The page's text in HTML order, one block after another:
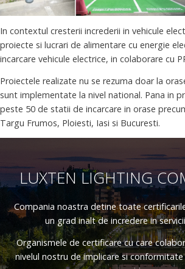
In contextul cresterii increderii in vehicule
proiecte si lucrari de alimentare cu energie
incarcare vehicule electrice, in colaborare cu
Proiectele realizate nu se rezuma doar la
sunt implementate la nivel national. Pana in
peste 50 de statii de incarcare in orase
Targu Frumos, Ploiesti, Iasi si Bucuresti.
LUXTEN LIGHTING
Compania noastra detine toate
un grad inalt de incredere in
Organismele de certificare cu care
nivelul nostru de implicare si